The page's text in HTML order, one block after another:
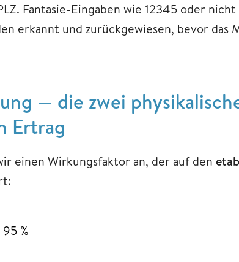
Fantasie-Eingaben wie 12345 oder
erkannt und zurückgewiesen, bevor das
— die zwei
Ertrag
einen Wirkungsfaktor an, der auf den
%